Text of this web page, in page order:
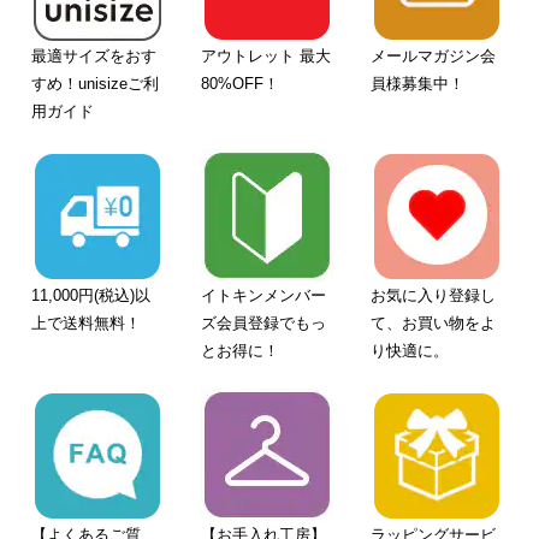
最適サイズをおす
すめ！unisizeご利
用ガイド
アウトレット 最大
80%OFF！
メールマガジン会
員様募集中！
11,000円(税込)以
上で送料無料！
イトキンメンバー
ズ会員登録でもっ
とお得に！
お気に入り登録し
て、お買い物をよ
り快適に。
【よくあるご質 【お手入れ工房】 ラッピングサービ